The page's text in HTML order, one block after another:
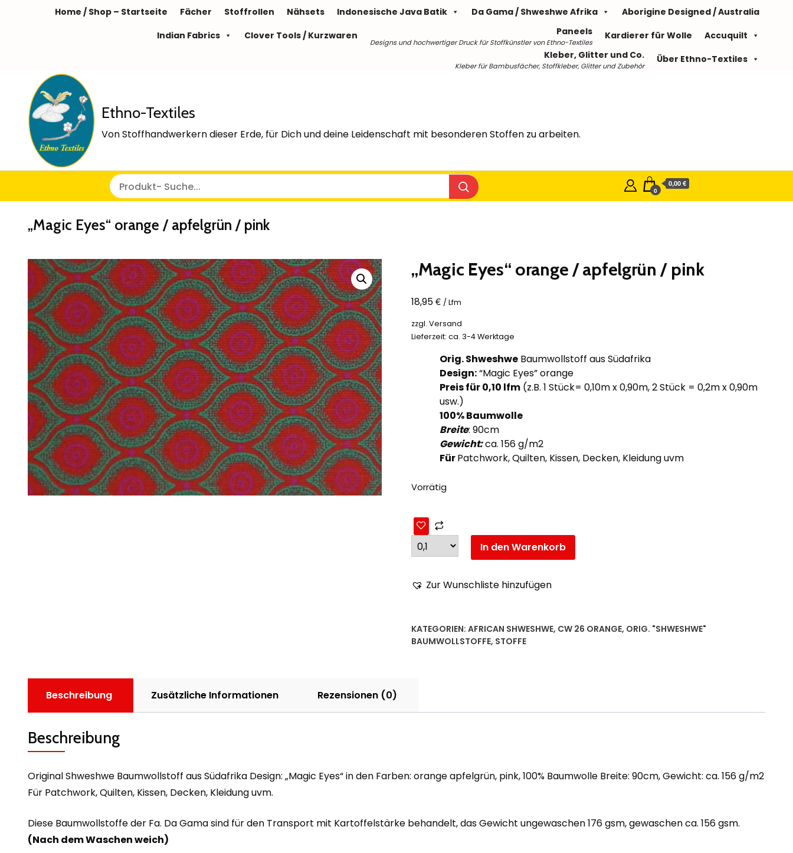
Home / Shop – Startseite Fächer Stoffrollen Nähsets Indonesische Java Batik Da Gama / Shweshwe Afrika
Aborigine Designed / Australia
Indian Fabrics
Clover Tools / Kurzwaren Paneels
Designs und hochwertiger Druck für Stoffkünstler von Ethno-Textiles
Kardierer für Wolle
Accuquilt
Kleber, Glitter und Co.
Kleber für Bambusfächer, Stoffkleber, Glitter und Zubehör
Über Ethno-Textiles
Ethno-Textiles
Von Stoffhandwerkern dieser Erde, für Dich und deine Leidenschaft mit besonderen Stoffen zu arbeiten.
0
0,00 €
„Magic Eyes“ orange / apfelgrün / pink
„Magic Eyes“ orange / apfelgrün / pink
18,95€ / Lfm
zzgl. Versand
Lieferzeit: ca. 3-4 Werktage
Orig. Shweshwe Baumwollstoff aus Südafrika
Design:“Magic Eyes” orange
Preis für 0,10 lfm (z.B. 1 Stück= 0,10m x 0,90m, 2 Stück = 0,2m x 0,90m
usw.)
100% Baumwolle
Breite: 90cm
Gewicht:ca. 156 g/m2
FürPatchwork, Quilten, Kissen, Decken, Kleidung uvm
Vorrätig
In den Warenkorb
Zur Wunschliste hinzufügen
KATEGORIEN: AFRICAN SHWESHWE, CW 26 ORANGE, ORIG. "SHWESHWE"
BAUMWOLLSTOFFE, STOFFE
Beschreibung Zusätzliche Informationen Rezensionen (0)
Beschreibung
Original Shweshwe Baumwollstoff aus Südafrika Design: „Magic Eyes“ in den Farben: orange apfelgrün, pink, 100% Baumwolle Breite: 90cm, Gewicht: ca. 156 g/m2
Für Patchwork, Quilten, Kissen, Decken, Kleidung uvm.
Diese Baumwollstoffe der Fa. Da Gama sind für den Transport mit Kartoffelstärke behandelt, das Gewicht ungewaschen 176 gsm, gewaschen ca. 156 gsm.
(Nach dem Waschen weich)